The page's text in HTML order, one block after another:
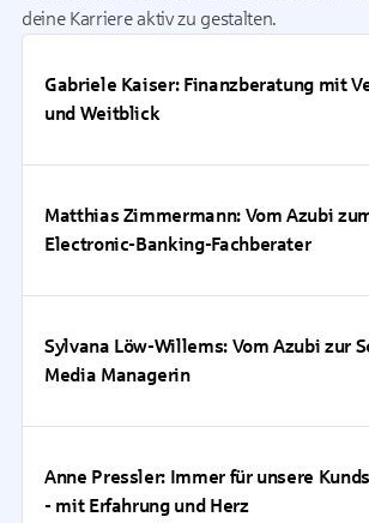
deine Karriere aktiv zu gestalten.
Gabriele Kaiser: Finanzberatung mit
und Weitblick
Matthias Zimmermann: Vom Azubi
Electronic-Banking-Fachberater
Sylvana Löw-Willems: Vom Azubi zur
Media Managerin
Anne Pressler: Immer für unsere
- mit Erfahrung und Herz